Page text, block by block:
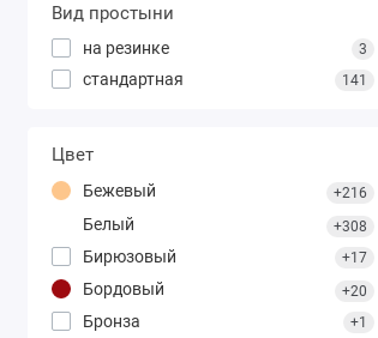
Вид простыни
на резинке 3
стандартная 141
Цвет
Бежевый +216
Белый +308
Бирюзовый +17
Бордовый +20
Бронза +1